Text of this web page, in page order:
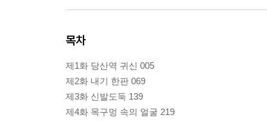
목차
제1화 당산역 귀신 005
제2화 내기 한판 069
제3화 신발도둑 139
제4화 목구멍 속의 얼굴 219